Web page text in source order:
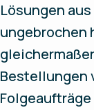
Lösungen
ungebrochen
Bestellungen